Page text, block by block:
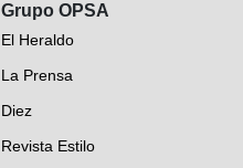
Grupo OPSA
El Heraldo
La Prensa
Diez
Revista Estilo